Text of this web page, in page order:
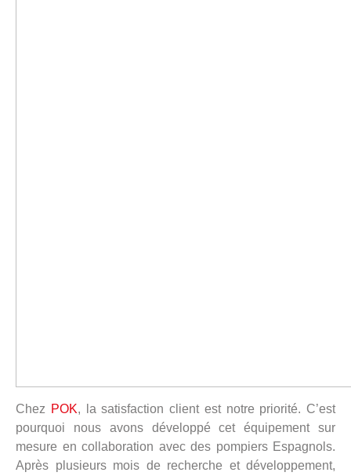
Chez POK, la satisfaction client est notre priorité. C’est
pourquoi nous avons développé cet équipement sur
mesure en collaboration avec des pompiers Espagnols.
Après plusieurs mois de recherche et développement,